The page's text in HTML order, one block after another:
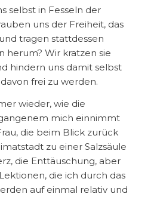
selbst in Fesseln der
uns der Freiheit, das
tragen stattdessen
herum? Wir kratzen sie
hindern uns damit selbst
frei zu werden.
wieder, wie die
mich einnimmt
die beim Blick zurück
zu einer Salzsäule
die Enttäuschung, aber
die ich durch das
auf einmal relativ und